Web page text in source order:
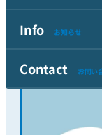
Info お知らせ
Contact お問い
施しました。デー